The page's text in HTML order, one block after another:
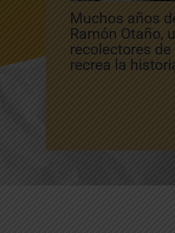
Muchos años
Ramón Otaño,
recolectores de
recrea la